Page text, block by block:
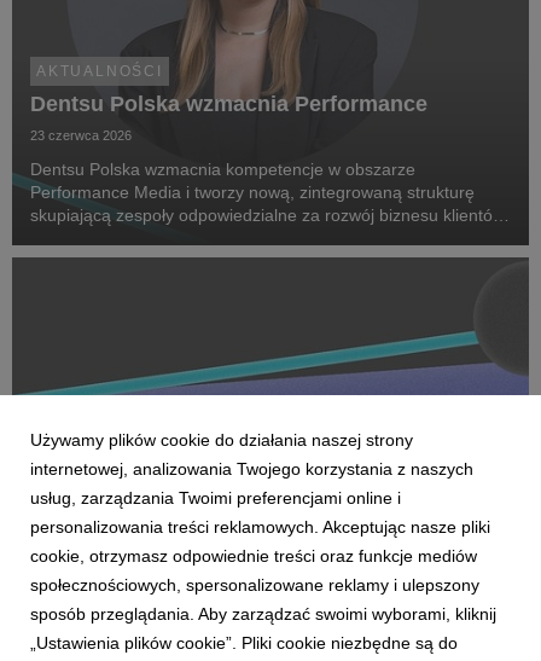
AKTUALNOŚCI
Dentsu Polska wzmacnia Performance
23 czerwca 2026
Dentsu Polska wzmacnia kompetencje w obszarze
Performance Media i tworzy nową, zintegrowaną strukturę
skupiającą zespoły odpowiedzialne za rozwój biznesu klientów
Na czele nowego obszaru stanęła Marta Bińczyk jako H...
AKTUALNOŚCI
Dentsu wzmacnia kompetencje Business
Transformation w Polsce
27 kwietnia 2026
Używamy plików cookie do działania naszej strony
internetowej, analizowania Twojego korzystania z naszych
usług, zarządzania Twoimi preferencjami online i
personalizowania treści reklamowych. Akceptując nasze pliki
cookie, otrzymasz odpowiednie treści oraz funkcje mediów
społecznościowych, spersonalizowane reklamy i ulepszony
sposób przeglądania. Aby zarządzać swoimi wyborami, kliknij
„Ustawienia plików cookie”. Pliki cookie niezbędne są do